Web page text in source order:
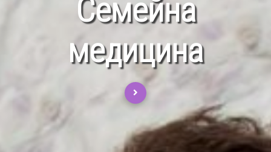
Семейна
медицина